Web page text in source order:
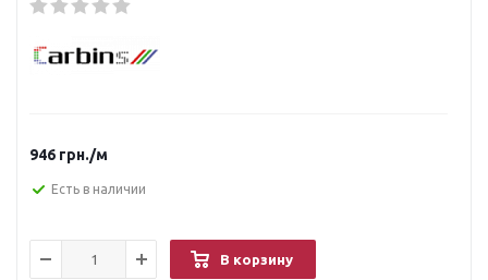
946 грн./м
Есть в наличии
В корзину